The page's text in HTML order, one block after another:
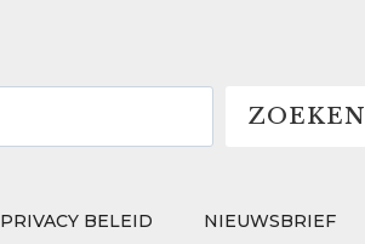
ZOEKEN
PRIVACY BELEID NIEUWSBRIEF